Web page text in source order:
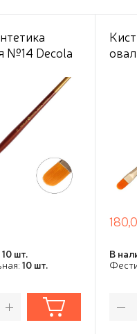
№14 Decola
шт.
10 шт.
В